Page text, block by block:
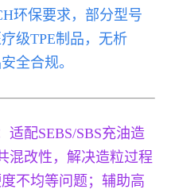
环保要求，部分型号
级TPE制品，无析
全合规。
适配SEBS/SBS充油造
混改性，解决造粒过程
不均等问题；辅助高